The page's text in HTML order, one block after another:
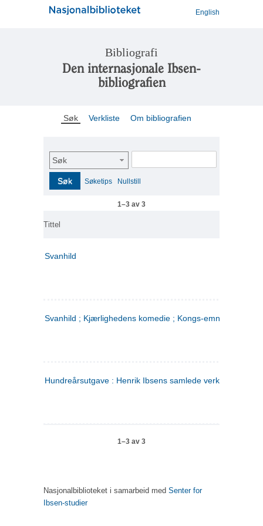
English
Bibliografi
Den internasjonale Ibsen-
bibliografien
Søk Verkliste Om bibliografien
Søk
Søk Søketips Nullstill
1–3 av 3
Tittel
Svanhild
Svanhild ; Kjærlighedens komedie ; Kongs-emnerne
Hundreårsutgave : Henrik Ibsens samlede verker. 4
1–3 av 3
Nasjonalbiblioteket i samarbeid med Senter for
Ibsen-studier